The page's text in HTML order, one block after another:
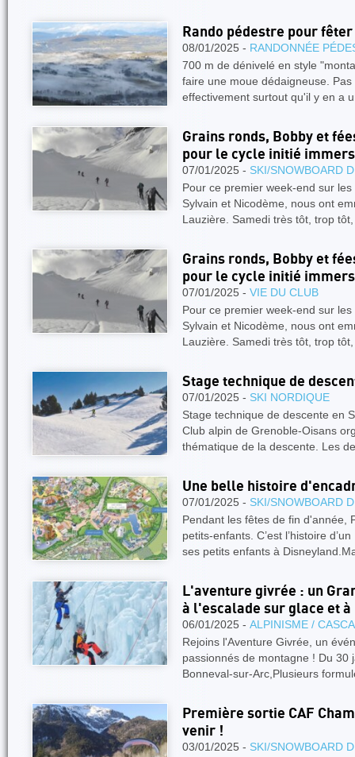
Rando pédestre pour
08/01/2025 - RANDONNÉE
700 m de dénivelé en style
faire une moue dédaigneuse.
effectivement surtout qu'il y en a
Grains ronds, Bobby et
pour le cycle initié
07/01/2025 - SKI/SNOWBOARD
Pour ce premier week-end sur
Sylvain et Nicodème, nous ont
Lauzière. Samedi très tôt, trop
Grains ronds, Bobby et
pour le cycle initié
07/01/2025 - VIE DU CLUB
Pour ce premier week-end sur
Sylvain et Nicodème, nous ont
Lauzière. Samedi très tôt, trop
Stage technique de
07/01/2025 - SKI NORDIQUE
Stage technique de descente en
Club alpin de Grenoble-Oisans
thématique de la descente. Les
Une belle histoire
07/01/2025 - SKI/SNOWBOARD
Pendant les fêtes de fin d'année,
petits-enfants. C’est l’histoire
ses petits enfants à
L'aventure givrée : un
à l'escalade sur glace et
06/01/2025 - ALPINISME /
Rejoins l'Aventure Givrée, un
passionnés de montagne ! Du 30
Bonneval-sur-Arc,Plusieurs
Première sortie CAF
venir !
03/01/2025 - SKI/SNOWBOARD